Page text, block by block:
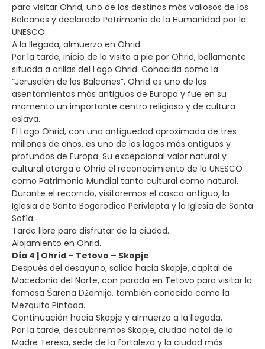
para visitar Ohrid, uno de los destinos más valiosos de los
Balcanes y declarado Patrimonio de la Humanidad por la
UNESCO.
A la llegada, almuerzo en Ohrid.
Por la tarde, inicio de la visita a pie por Ohrid, bellamente
situada a orillas del Lago Ohrid. Conocida como la
“Jerusalén de los Balcanes”, Ohrid es uno de los
asentamientos más antiguos de Europa y fue en su
momento un importante centro religioso y de cultura
eslava.
El Lago Ohrid, con una antigüedad aproximada de tres
millones de años, es uno de los lagos más antiguos y
profundos de Europa. Su excepcional valor natural y
cultural otorga a Ohrid el reconocimiento de la UNESCO
como Patrimonio Mundial tanto cultural como natural.
Durante el recorrido, visitaremos el casco antiguo, la
Iglesia de Santa Bogorodica Perivlepta y la Iglesia de Santa
Sofía.
Tarde libre para disfrutar de la ciudad.
Alojamiento en Ohrid.
Día 4 | Ohrid – Tetovo – Skopje
Después del desayuno, salida hacia Skopje, capital de
Macedonia del Norte, con parada en Tetovo para visitar la
famosa Šarena Džamija, también conocida como la
Mezquita Pintada.
Continuación hacia Skopje y almuerzo a la llegada.
Por la tarde, descubriremos Skopje, ciudad natal de la
Madre Teresa, sede de la fortaleza y la ciudad más